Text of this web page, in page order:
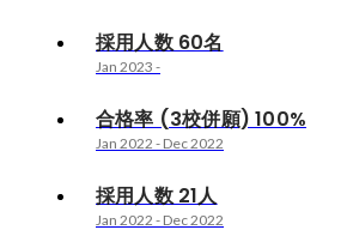
採用人数 60名
Jan 2023 -
合格率 (3校併願) 100%
Jan 2022 - Dec 2022
採用人数 21人
Jan 2022 - Dec 2022